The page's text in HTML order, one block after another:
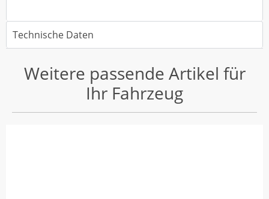
Technische Daten
Weitere passende Artikel für
Ihr Fahrzeug